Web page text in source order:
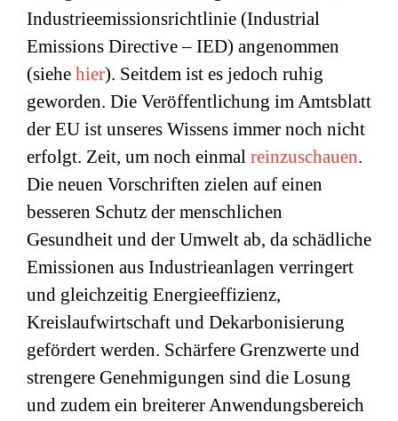
Industrieemissionsrichtlinie (Industrial
Emissions Directive – IED) angenommen
(siehe hier). Seitdem ist es jedoch ruhig
geworden. Die Veröffentlichung im Amtsblatt
der EU ist unseres Wissens immer noch nicht
erfolgt. Zeit, um noch einmal reinzuschauen.
Die neuen Vorschriften zielen auf einen
besseren Schutz der menschlichen
Gesundheit und der Umwelt ab, da schädliche
Emissionen aus Industrieanlagen verringert
und gleichzeitig Energieeffizienz,
Kreislaufwirtschaft und Dekarbonisierung
gefördert werden. Schärfere Grenzwerte und
strengere Genehmigungen sind die Losung
und zudem ein breiterer Anwendungsbereich